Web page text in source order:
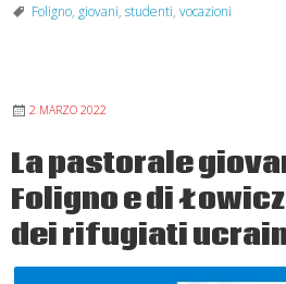
Foligno, giovani, studenti, vocazioni
2 MARZO 2022
La pastorale
Foligno e di
dei rifugiati